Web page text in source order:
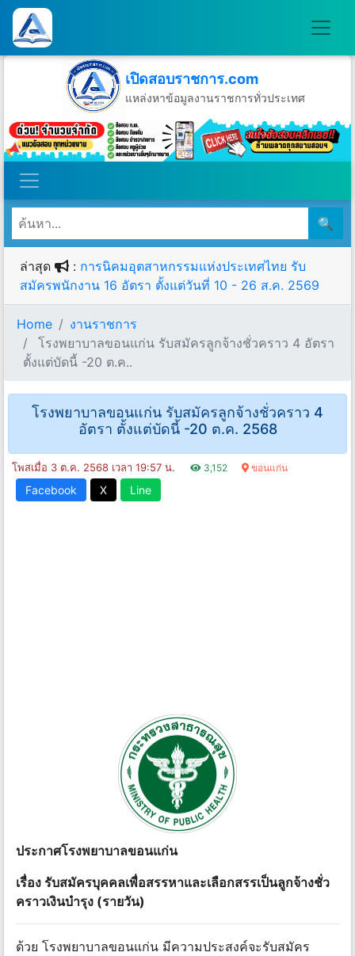
เปิดสอบราชการ.com
แหล่งหาข้อมูลงานราชการทั่วประเทศ
วันอาทิตย์ที่ 9 เดือนสิงหาคม พ.ศ.2569
🔍
ล่าสุด : การนิคมอุตสาหกรรมแห่งประเทศไทย รับ
สมัครพนักงาน 16 อัตรา ตั้งแต่วันที่ 10 - 26 ส.ค. 2569
Home
งานราชการ
โรงพยาบาลขอนแก่น รับสมัครลูกจ้างชั่วคราว 4 อัตรา
ตั้งแต่บัดนี้ -20 ต.ค..
โรงพยาบาลขอนแก่น รับสมัครลูกจ้างชั่วคราว 4
อัตรา ตั้งแต่บัดนี้ -20 ต.ค. 2568
โพสเมื่อ 3 ต.ค. 2568 เวลา 19:57 น. 3,152 ขอนแก่น
Facebook X Line
ประกาศโรงพยาบาลขอนแก่น
เรื่อง รับสมัครบุคคลเพื่อสรรหาและเลือกสรรเป็นลูกจ้างชั่ว
คราวเงินบํารุง (รายวัน)
ด้วย โรงพยาบาลขอนแก่น มีความประสงค์จะรับสมัคร